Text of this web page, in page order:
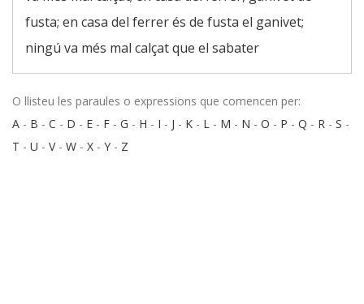
fusta; en casa del ferrer és de fusta el ganivet;
ningú va més mal calçat que el sabater
O llisteu les paraules o expressions que comencen per:
A - B - C - D - E - F - G - H - I - J - K - L - M - N - O - P - Q - R - S -
T - U - V- W - X - Y - Z